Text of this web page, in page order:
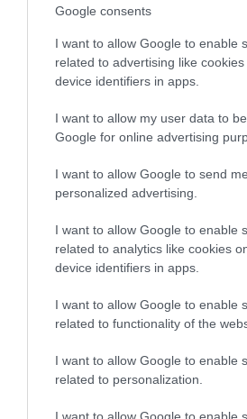
Google consents
I want to allow Google to enable
related to advertising like
device identifiers in apps.
I want to allow my user data to
Google for online advertising
I want to allow Google to send me
personalized advertising.
I want to allow Google to enable
related to analytics like cookies
device identifiers in apps.
I want to allow Google to enable
related to functionality of the
I want to allow Google to enable
related to personalization.
I want to allow Google to enable
LIFESTYLE
LIFESTYLE